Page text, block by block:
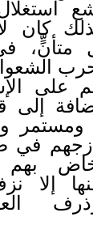
كان
متأنٍّ،
على
إلى
زجهم في
بهم
إلا